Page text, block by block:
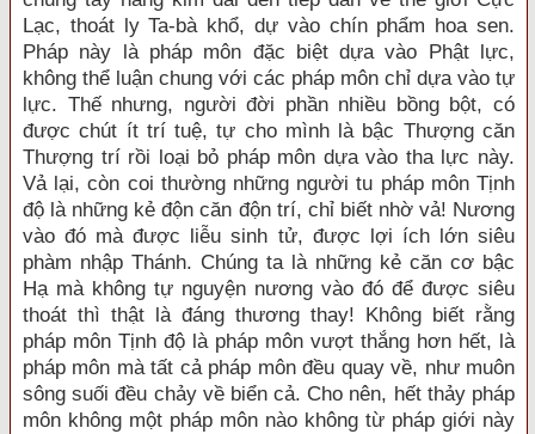
Lạc, thoát ly Ta-bà khổ, dự vào chín phẩm hoa sen.
Pháp này là pháp môn đặc biệt dựa vào Phật lực,
không thể luận chung với các pháp môn chỉ dựa vào tự
lực. Thế nhưng, người đời phần nhiều bồng bột, có
được chút ít trí tuệ, tự cho mình là bậc Thượng căn
Thượng trí rồi loại bỏ pháp môn dựa vào tha lực này.
Vả lại, còn coi thường những người tu pháp môn Tịnh
độ là những kẻ độn căn độn trí, chỉ biết nhờ vả! Nương
vào đó mà được liễu sinh tử, được lợi ích lớn siêu
phàm nhập Thánh. Chúng ta là những kẻ căn cơ bậc
Hạ mà không tự nguyện nương vào đó để được siêu
thoát thì thật là đáng thương thay! Không biết rằng
pháp môn Tịnh độ là pháp môn vượt thắng hơn hết, là
pháp môn mà tất cả pháp môn đều quay về, như muôn
sông suối đều chảy về biển cả. Cho nên, hết thảy pháp
môn không một pháp môn nào không từ pháp giới này